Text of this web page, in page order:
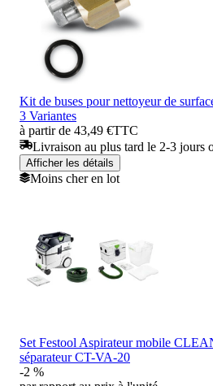
Kit de buses pour nettoyeur de
3 Variantes
à partir de 43,49 €TTC
Livraison au plus tard le 2-3 jours
Afficher les détails
Moins cher en lot
Set Festool Aspirateur mobile
séparateur CT-VA-20
-2 %